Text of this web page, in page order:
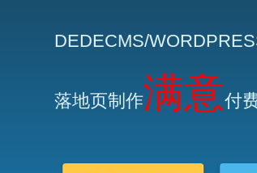
DEDECMS/
落地页制作满意付